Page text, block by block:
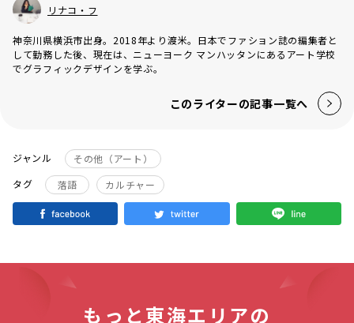
リナコ・フ
神奈川県横浜市出身。2018年より渡米。日本でファション誌の編集者と
して勤務した後、現在は、ニューヨーク マンハッタンにあるアート学校
でグラフィックデザインを学ぶ。
このライターの記事一覧へ
ジャンル
その他（アート）
タグ
落語 カルチャー
もっと東海エリアの